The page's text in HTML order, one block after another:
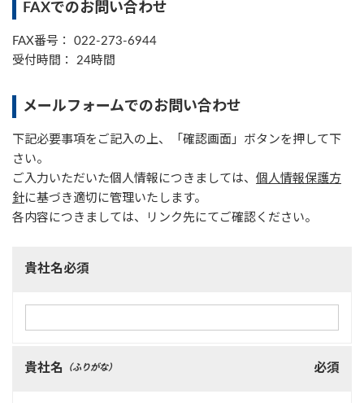
FAXでのお問い合わせ
FAX番号： 022-273-6944
受付時間： 24時間
メールフォームでのお問い合わせ
下記必要事項をご記入の上、「確認画面」ボタンを押して下
さい。
ご入力いただいた個人情報につきましては、 個人情報保護方
針に基づき適切に管理いたします。
各内容につきましては、リンク先にてご確認ください。
貴社名必須
貴社名 （ふりがな） 必須